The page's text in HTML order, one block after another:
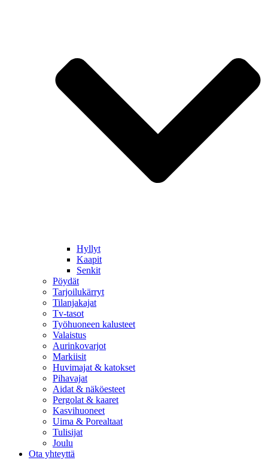
Hyllyt
Kaapit
Senkit
Pöydät
Tarjoilukärryt
Tilanjakajat
Tv-tasot
Työhuoneen kalusteet
Valaistus
Aurinkovarjot
Markiisit
Huvimajat & katokset
Pihavajat
Aidat & näköesteet
Pergolat & kaaret
Kasvihuoneet
Uima & Porealtaat
Tulisijat
Joulu
Ota yhteyttä